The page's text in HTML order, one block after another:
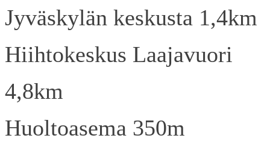
Jyväskylän keskusta 1,4km
Hiihtokeskus Laajavuori
4,8km
Huoltoasema 350m